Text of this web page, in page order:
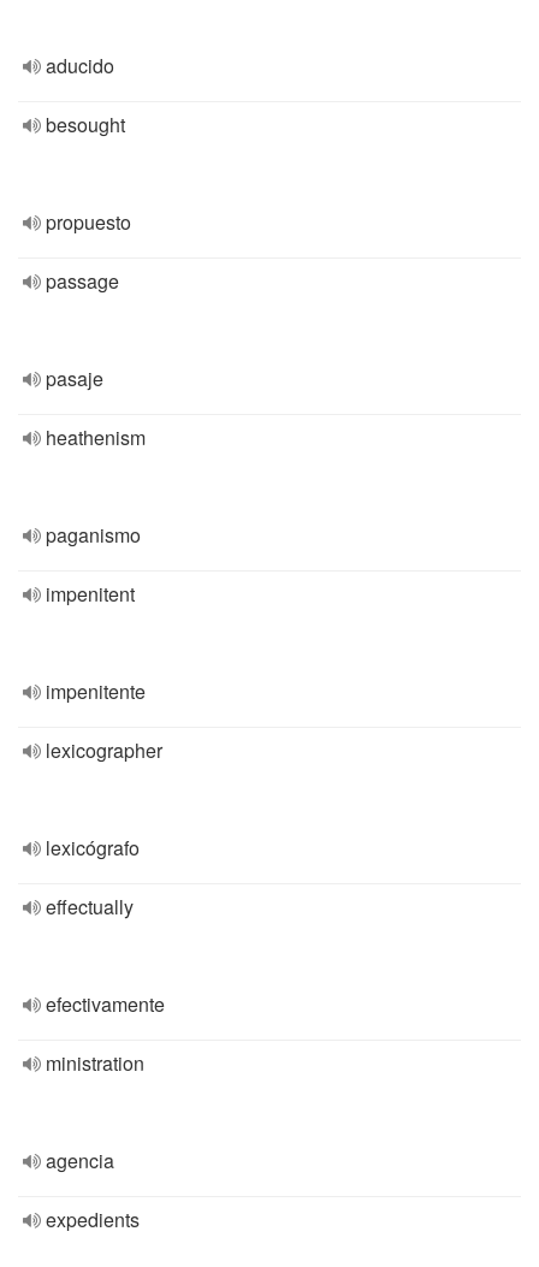
aducido
besought
propuesto
passage
pasaje
heathenism
paganismo
impenitent
impenitente
lexicographer
lexicógrafo
effectually
efectivamente
ministration
agencia
expedients